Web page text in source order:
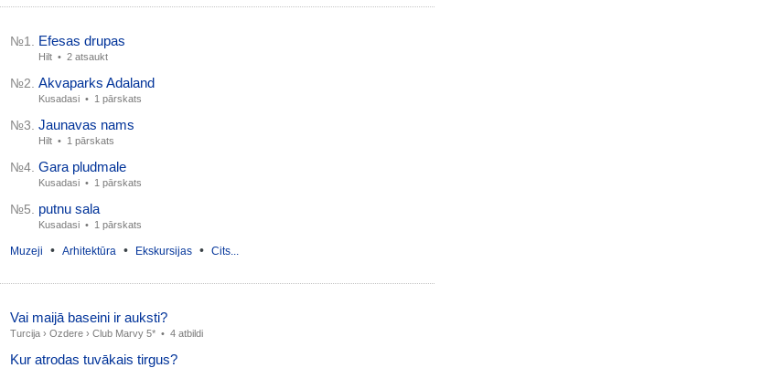
№1. Efesas drupas
Hilt • 2 atsaukt
№2. Akvaparks Adaland
Kusadasi • 1 pārskats
№3. Jaunavas nams
Hilt • 1 pārskats
№4. Gara pludmale
Kusadasi • 1 pārskats
№5. putnu sala
Kusadasi • 1 pārskats
Muzeji • Arhitektūra • Ekskursijas • Cits...
Vai maijā baseini ir auksti?
Turcija › Ozdere › Club Marvy 5* • 4 atbildi
Kur atrodas tuvākais tirgus?